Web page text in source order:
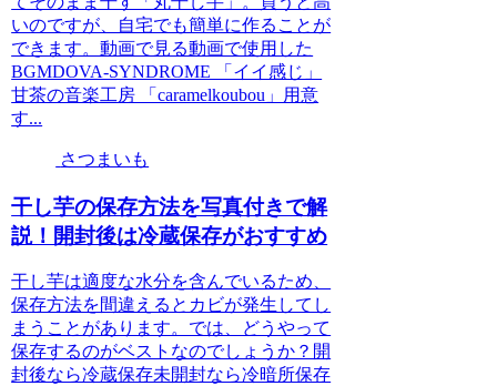
いのですが、自宅でも簡単に作ることが
できます。動画で見る動画で使用した
BGMDOVA-SYNDROME 「イイ感じ」
甘茶の音楽工房 「caramelkoubou」用意
す...
さつまいも
干し芋の保存方法を写真付きで解
説！開封後は冷蔵保存がおすすめ
干し芋は適度な水分を含んでいるため、
保存方法を間違えるとカビが発生してし
まうことがあります。では、どうやって
保存するのがベストなのでしょうか？開
封後なら冷蔵保存未開封なら冷暗所保存